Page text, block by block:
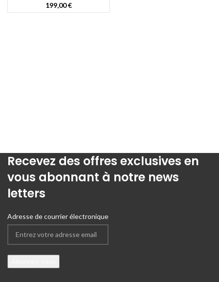
199,00€
Recevez des offres exclusives en
vous abonnant à notre news
letters
Adresse de courrier électronique